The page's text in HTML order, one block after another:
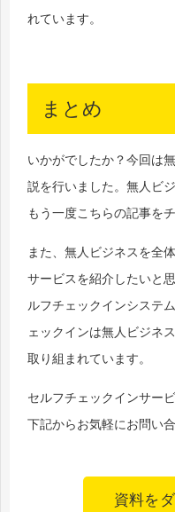
れています。
まとめ
いかがでしたか？今回は
説を行いました。無人ビ
もう一度こちらの記事を
また、無人ビジネスを全
サービスを紹介したいと
ルフチェックインシステ
ェックインは無人ビジネ
取り組まれています。
セルフチェックインサー
下記からお気軽にお問い
資料を